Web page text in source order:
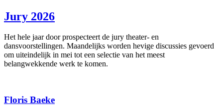
Jury 2026
Het hele jaar door prospecteert de jury theater- en
dansvoorstellingen. Maandelijks worden hevige discussies gevoerd
om uiteindelijk in mei tot een selectie van het meest
belangwekkende werk te komen.
Floris Baeke